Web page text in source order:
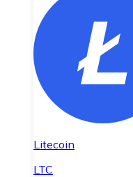
Litecoin
LTC